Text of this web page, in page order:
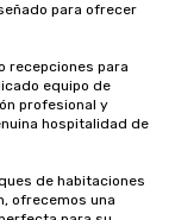
para ofrecer
recepciones para
equipo de
profesional y
hospitalidad de
de habitaciones
ofrecemos una